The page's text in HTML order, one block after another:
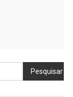
Pesquisar